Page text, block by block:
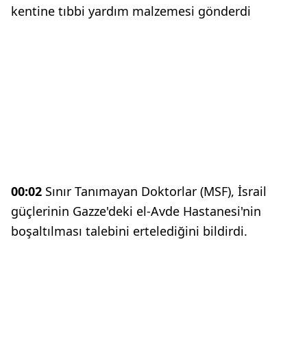
kentine tıbbi yardım malzemesi gönderdi
00:02 Sınır Tanımayan Doktorlar (MSF), İsrail
güçlerinin Gazze'deki el-Avde Hastanesi'nin
boşaltılması talebini ertelediğini bildirdi.